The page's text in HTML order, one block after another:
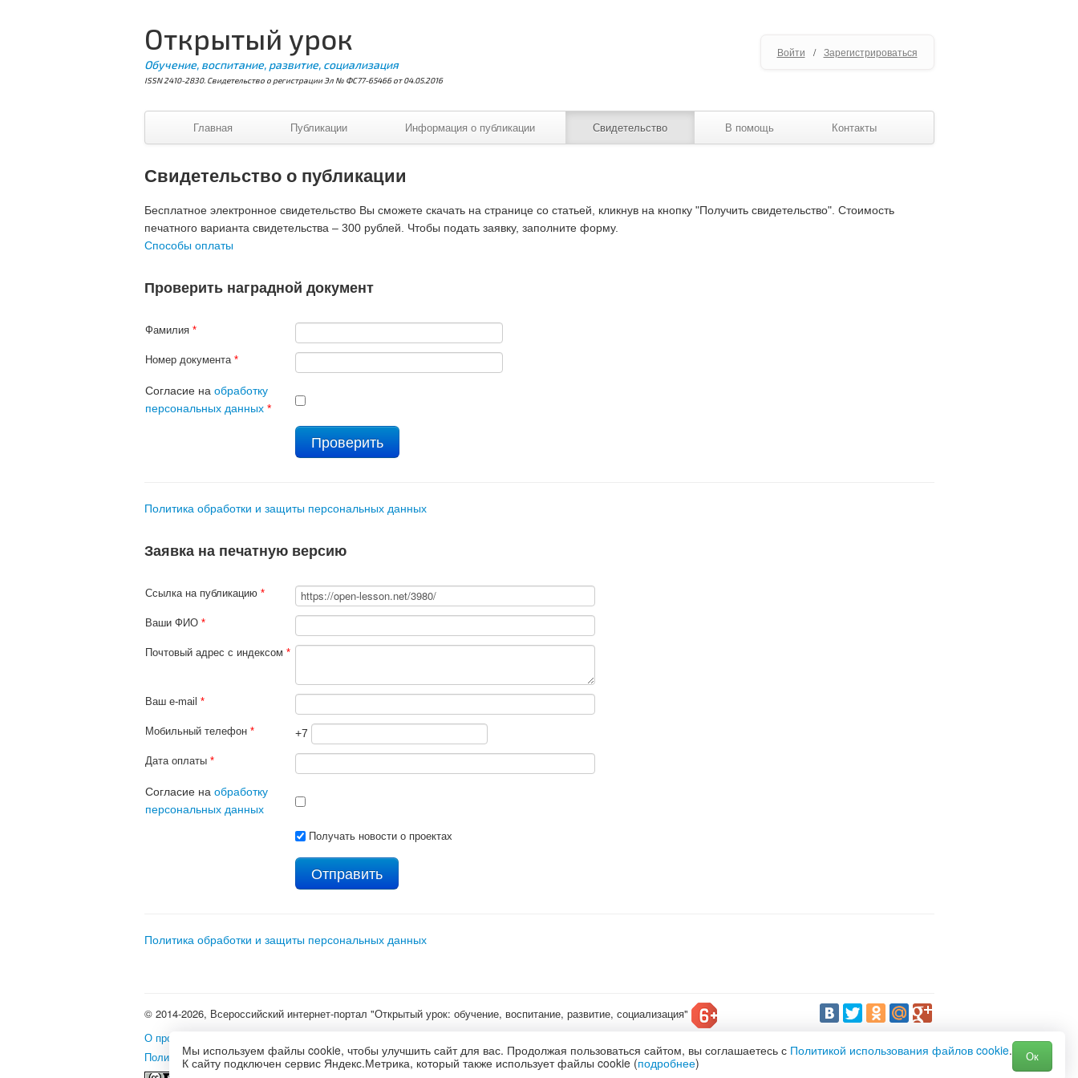
Открытый урок
Обучение, воспитание, развитие, социализация
ISSN 2410-2830. Свидетельство о регистрации Эл № ФС77-65466 от 04.05.2016
Войти / Зарегистрироваться
Главная Публикации Информация о публикации Свидетельство В помощь Контакты
Свидетельство о публикации
Бесплатное электронное свидетельство Вы сможете скачать на странице со статьей, кликнув на кнопку "Получить свидетельство". Стоимость
печатного варианта свидетельства – 300 рублей. Чтобы подать заявку, заполните форму.
Способы оплаты
Проверить наградной документ
Фамилия *
Номер документа *
Согласие на обработку
персональных данных *
Политика обработки и защиты персональных данных
Заявка на печатную версию
Ссылка на публикацию *
Ваши ФИО *
Почтовый адрес с индексом *
Ваш e-mail *
Мобильный телефон * +7
Дата оплаты *
Согласие на обработку
персональных данных
Получать новости о проектах
Политика обработки и защиты персональных данных
© 2014-2026, Всероссийский интернет-портал "Открытый урок: обучение, воспитание, развитие, социализация"
О проекте
Политика использования файлов cookie•Политика обработки и защиты персональных данных
Мы используем файлы cookie, чтобы улучшить сайт для вас. Продолжая пользоваться сайтом, вы соглашаетесь с Политикой использования файлов cookie.
К сайту подключен сервис Яндекс.Метрика, который также использует файлы cookie (подробнее) Ок